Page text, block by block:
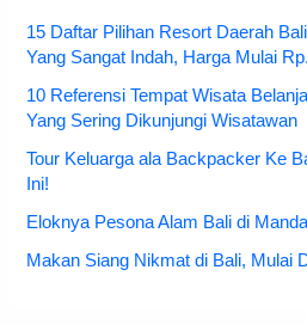
15 Daftar Pilihan Resort Daerah
Yang Sangat Indah, Harga Mulai
10 Referensi Tempat Wisata
Yang Sering Dikunjungi Wisatawan
Tour Keluarga ala Backpacker Ke
Ini!
Eloknya Pesona Alam Bali di
Makan Siang Nikmat di Bali, Mulai